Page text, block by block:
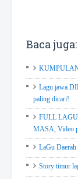
Baca juga:
Lagu jawa
paling dicari!
FULL
MASA, Video
LaGu Daerah
Story timur